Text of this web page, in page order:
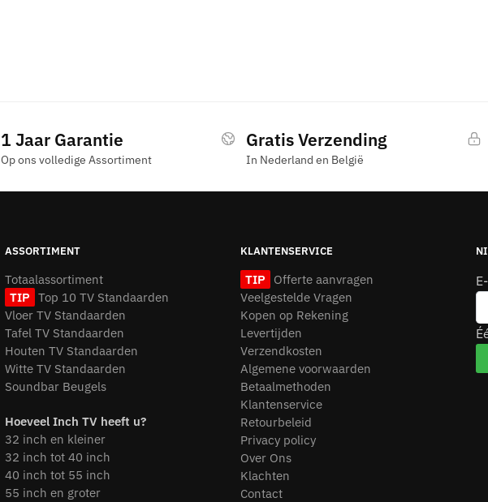
1 Jaar Garantie
Op ons volledige Assortiment
Gratis Verzending
In Nederland en België
ASSORTIMENT
Totaalassortiment
TIP Top 10 TV Standaarden
Vloer TV Standaarden
Tafel TV Standaarden
Houten TV Standaarden
Witte TV Standaarden
Soundbar Beugels
Hoeveel Inch TV heeft u?
32 inch en kleiner
32 inch tot 40 inch
40 inch tot 55 inch
55 inch en groter
KLANTENSERVICE
TIP
Offerte aanvragen
Veelgestelde Vragen
Kopen op Rekening
Levertijden
Verzendkosten
Algemene voorwaarden
Betaalmethoden
Klantenservice
Retourbeleid
Privacy policy
Over Ons
Klachten
Contact